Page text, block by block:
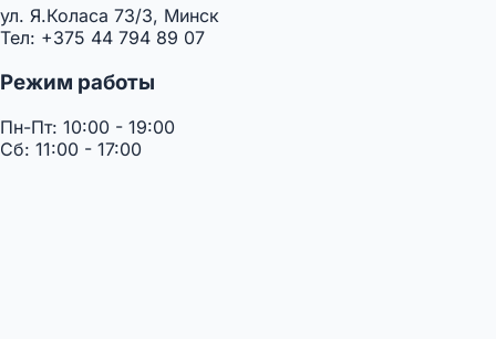
ул. Я.Коласа 73/3, Минск
Тел: +375 44 794 89 07
Режим работы
Пн-Пт: 10:00 - 19:00
Сб: 11:00 - 17:00